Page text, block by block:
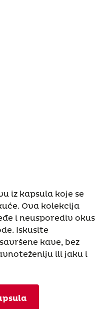
iz kapsula koje se
Ova kolekcija
i neusporediv okus
Iskusite
kave, bez
ili jaku i